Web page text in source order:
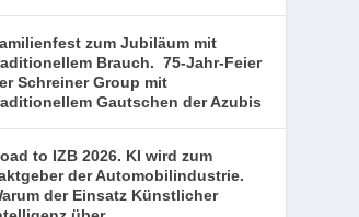
zum Jubiläum mit
Brauch. 75-Jahr-Feier
Schreiner Group mit
Gautschen der Azubis
to IZB 2026. KI wird zum
der Automobilindustrie.
der Einsatz Künstlicher